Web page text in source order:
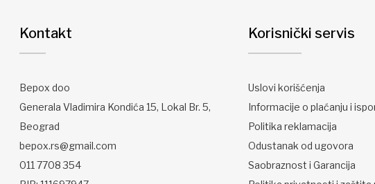
Kontakt
Bepox doo
Generala Vladimira Kondića 15, Lokal Br. 5,
Beograd
bepox.rs@gmail.com
011 7708 354
Korisnički servis
Uslovi korišćenja
Informacije o plaćanju i
Politika reklamacija
Odustanak od ugovora
Saobraznost i Garancija